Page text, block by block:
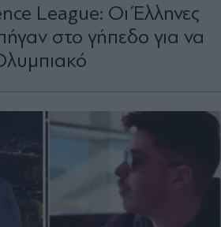
League: Οι Έλληνες
στο γήπεδο για να